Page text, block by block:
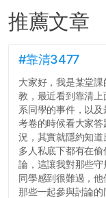
推薦文章
#靠清3477
大家好，我是某堂課
教，最近看到靠清上
系同學的事件，以及
考卷的時候看大家答
況，其實就隱約知道
多人私底下都有在偷
論，這讓我對那些守
同學感到很難過，他
那些一起參與討論的